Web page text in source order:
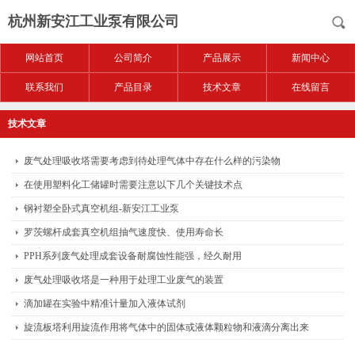
杭州新安江工业泵有限公司
网站首页 公司简介 产品展示 新闻中心
联系我们 产品目录 技术文章 在线留言
技术文章
废气处理吸收塔需要考虑到待处理气体中存在什么样的污染物
在使用塑料化工储罐时需要注意以下几个关键技术点
钢衬塑全卧式真空机组-新安江工业泵
罗茨螺杆成套真空机组抽气速度快、使用寿命长
PPH系列废气处理成套设备耐腐蚀性能强，经久耐用
废气处理吸收塔是一种用于处理工业废气的装置
滴加罐在实验中精准计量加入液体试剂
旋流板塔利用旋流作用将气体中的固体或液体颗粒物和液滴分离出来